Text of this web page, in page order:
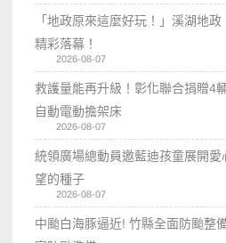
「地政原來這麼好玩！」溪湖地
精彩落幕！
2026-08-07
救護量能再升級！彰化聯合捐贈
自動電動擔架床
2026-08-07
統領廣場總動員邀藍迪孩童展開
望的種子
2026-08-07
中颱白海豚逼近! 竹縣全面防颱